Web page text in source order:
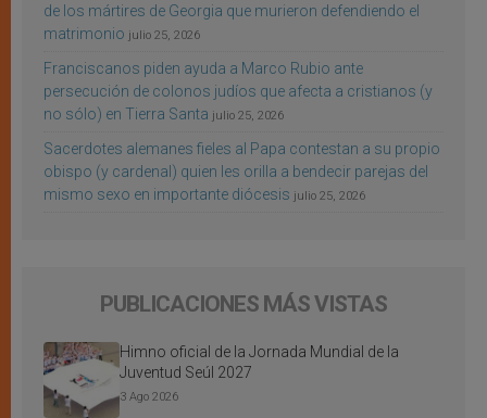
de los mártires de Georgia que murieron defendiendo el
matrimonio julio 25, 2026
Franciscanos piden ayuda a Marco Rubio ante
persecución de colonos judíos que afecta a cristianos (y
no sólo) en Tierra Santa julio 25, 2026
Sacerdotes alemanes fieles al Papa contestan a su propio
obispo (y cardenal) quien les orilla a bendecir parejas del
mismo sexo en importante diócesis julio 25, 2026
PUBLICACIONES MÁS VISTAS
Himno oficial de la Jornada Mundial de la
Juventud Seúl 2027
3 Ago 2026